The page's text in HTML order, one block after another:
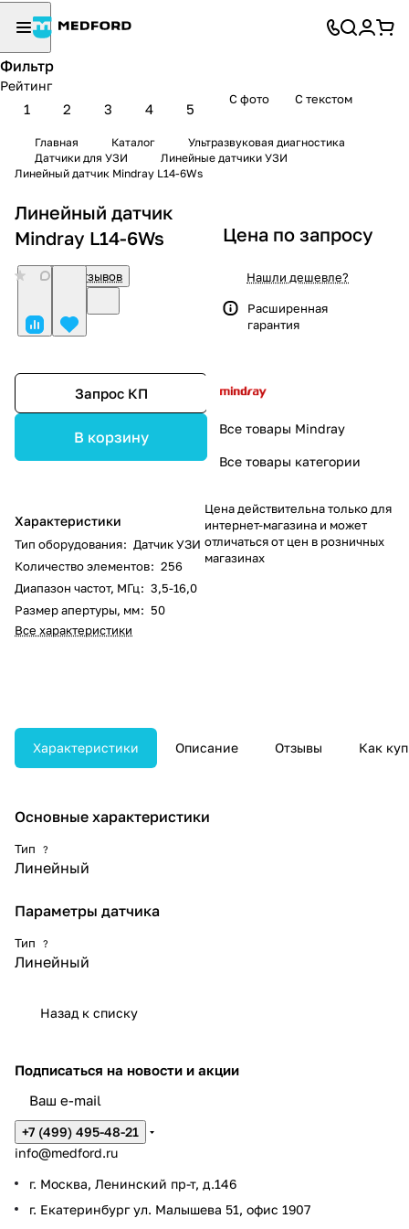
Фильтр
Рейтинг
1 2 3 4 5
С фото С текстом
Главная Каталог
Ультразвуковая диагностика
Датчики для УЗИ
Линейные датчики УЗИ
Линейный датчик Mindray L14-6Ws
Линейный датчик
Mindray L14-6Ws
Нет отзывов
Запрос КП
В корзину
Характеристики
Тип оборудования: Датчик УЗИ
Количество элементов: 256
Диапазон частот, МГц: 3,5-16,0
Размер апертуры, мм: 50
Все характеристики
Цена по запросу
Нашли дешевле?
Расширенная
гарантия
Все товары Mindray
Все товары категории
Цена действительна только для
интернет-магазина и может
отличаться от цен в розничных
магазинах
Характеристики Описание Отзывы Как
Основные характеристики
Тип ?
Линейный
Параметры датчика
Тип ?
Линейный
Назад к списку
Подписаться на новости и акции
+7 (499) 495-48-21
info@medford.ru
г. Москва, Ленинский пр-т, д.146
г. Екатеринбург ул. Малышева 51, офис 1907